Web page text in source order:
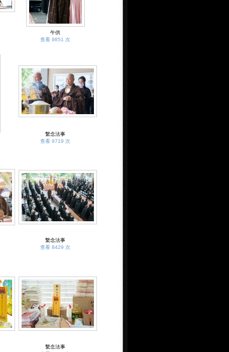
午供
查看 9851 次
繫念法事
查看 9719 次
繫念法事
查看 8429 次
繫念法事